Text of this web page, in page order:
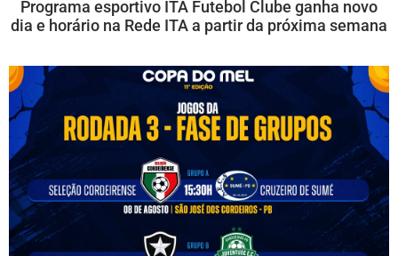
Programa esportivo ITA Futebol Clube ganha novo
dia e horário na Rede ITA a partir da próxima semana